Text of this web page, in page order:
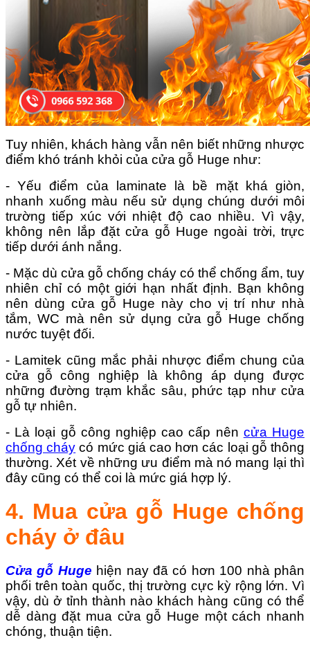
Tuy nhiên, khách hàng vẫn nên biết những nhược
điểm khó tránh khỏi của cửa gỗ Huge như:
- Yếu điểm của laminate là bề mặt khá giòn,
nhanh xuống màu nếu sử dụng chúng dưới môi
trường tiếp xúc với nhiệt độ cao nhiều. Vì vậy,
không nên lắp đặt cửa gỗ Huge ngoài trời, trực
tiếp dưới ánh nắng.
- Mặc dù cửa gỗ chống cháy có thể chống ẩm, tuy
nhiên chỉ có một giới hạn nhất định. Bạn không
nên dùng cửa gỗ Huge này cho vị trí như nhà
tắm, WC mà nên sử dụng cửa gỗ Huge chống
nước tuyệt đối.
- Lamitek cũng mắc phải nhược điểm chung của
cửa gỗ công nghiệp là không áp dụng được
những đường trạm khắc sâu, phức tạp như cửa
gỗ tự nhiên.
- Là loại gỗ công nghiệp cao cấp nên cửa Huge
chống cháy có mức giá cao hơn các loại gỗ thông
thường. Xét về những ưu điểm mà nó mang lại thì
đây cũng có thể coi là mức giá hợp lý.
4. Mua cửa gỗ Huge chống
cháy ở đâu
Cửa gỗ Huge hiện nay đã có hơn 100 nhà phân
phối trên toàn quốc, thị trường cực kỳ rộng lớn. Vì
vậy, dù ở tỉnh thành nào khách hàng cũng có thể
dễ dàng đặt mua cửa gỗ Huge một cách nhanh
chóng, thuận tiện.